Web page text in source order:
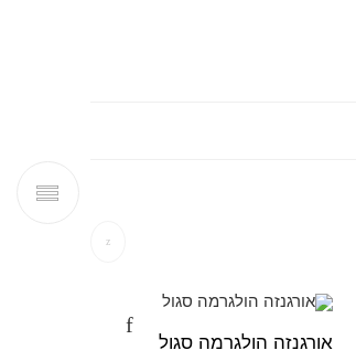
אורגנזה הולגרמה סגול